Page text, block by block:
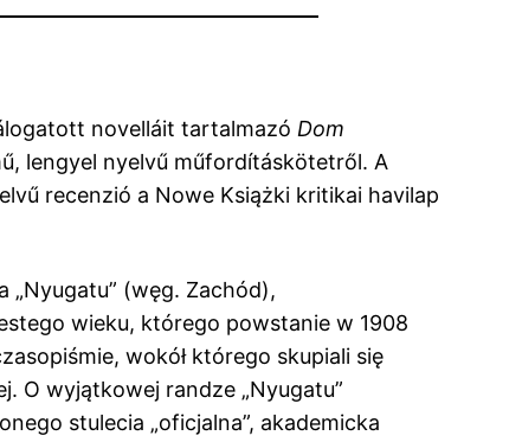
novelláit tartalmazó Dom
lengyel nyelvű műfordításkötetről. A
recenzió a Nowe Książki kritikai havilap
„Nyugatu” (węg. Zachód),
wieku, którego powstanie w 1908
wokół którego skupiali się
O wyjątkowej randze „Nyugatu”
stulecia „oficjalna”, akademicka